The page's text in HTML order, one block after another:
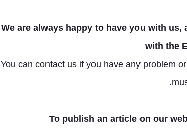
We are always happy to have you with
with the
You can contact us if you have any problem
.
To publish an article on our